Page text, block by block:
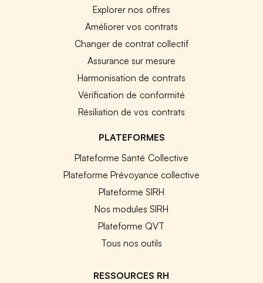
Explorer nos offres
Améliorer vos contrats
Changer de contrat collectif
Assurance sur mesure
Harmonisation de contrats
Vérification de conformité
Résiliation de vos contrats
PLATEFORMES
Plateforme Santé Collective
Plateforme Prévoyance collective
Plateforme SIRH
Nos modules SIRH
Plateforme QVT
Tous nos outils
RESSOURCES RH